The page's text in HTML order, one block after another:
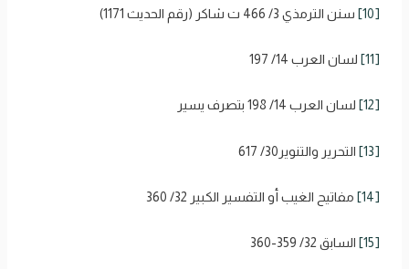
[10] سنن الترمذي 3/ 466 ت شاكر (رقم الحديث 1171)
[11] لسان العرب 14/ 197
[12] لسان العرب 14/ 198 بتصرف يسير
[13] التحرير والتنوير30/ 617
[14] مفاتيح الغيب أو التفسير الكبير 32/ 360
[15] السابق 32/ 359-360